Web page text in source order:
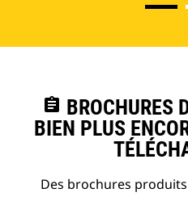
assignment BROCHURES
BIEN PLUS
Des brochures